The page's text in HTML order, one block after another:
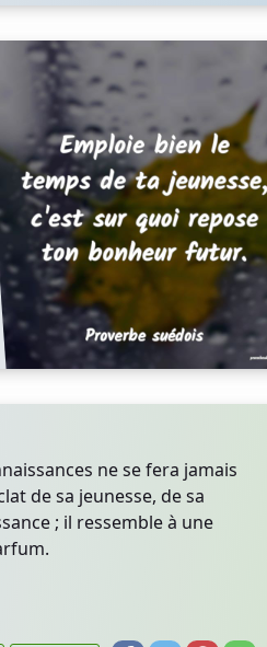
ne se fera jamais
de sa jeunesse, de sa
; il ressemble à une